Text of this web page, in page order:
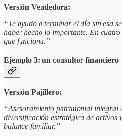
Versión Vendedora:
“Te ayudo a terminar el día sin esa
haber hecho lo importante. En cuatro
que funciona.”
Ejemplo 3: un consultor financiero
Versión Pajillero:
“Asesoramiento patrimonial integral
diversificación estratégica de activos
balance familiar.”